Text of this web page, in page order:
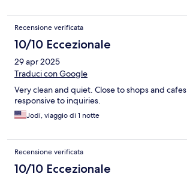
Recensione verificata
10/10 Eccezionale
29 apr 2025
Traduci con Google
Very clean and quiet. Close to shops and
responsive to inquiries.
Jodi, viaggio di 1 notte
Recensione verificata
10/10 Eccezionale